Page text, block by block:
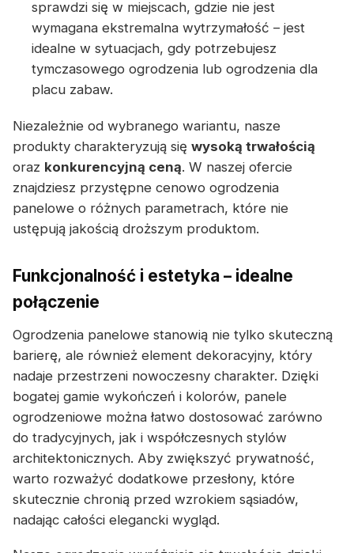
sprawdzi się w miejscach, gdzie nie jest
wymagana ekstremalna wytrzymałość – jest
idealne w sytuacjach, gdy potrzebujesz
tymczasowego ogrodzenia lub ogrodzenia dla
placu zabaw.
Niezależnie od wybranego wariantu, nasze
produkty charakteryzują się wysoką trwałością
oraz konkurencyjną ceną. W naszej ofercie
znajdziesz przystępne cenowo ogrodzenia
panelowe o różnych parametrach, które nie
ustępują jakością droższym produktom.
Funkcjonalność i estetyka – idealne
połączenie
Ogrodzenia panelowe stanowią nie tylko skuteczną
barierę, ale również element dekoracyjny, który
nadaje przestrzeni nowoczesny charakter. Dzięki
bogatej gamie wykończeń i kolorów, panele
ogrodzeniowe można łatwo dostosować zarówno
do tradycyjnych, jak i współczesnych stylów
architektonicznych. Aby zwiększyć prywatność,
warto rozważyć dodatkowe przesłony, które
skutecznie chronią przed wzrokiem sąsiadów,
nadając całości elegancki wygląd.